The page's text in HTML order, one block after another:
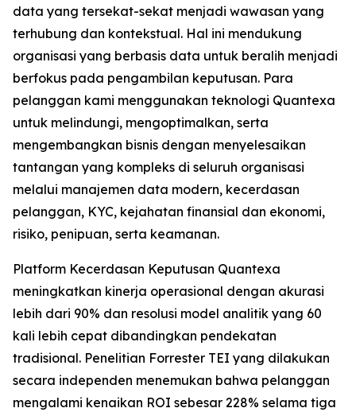
data yang tersekat-sekat menjadi wawasan yang
terhubung dan kontekstual. Hal ini mendukung
organisasi yang berbasis data untuk beralih menjadi
berfokus pada pengambilan keputusan. Para
pelanggan kami menggunakan teknologi Quantexa
untuk melindungi, mengoptimalkan, serta
mengembangkan bisnis dengan menyelesaikan
tantangan yang kompleks di seluruh organisasi
melalui manajemen data modern, kecerdasan
pelanggan, KYC, kejahatan finansial dan ekonomi,
risiko, penipuan, serta keamanan.
Platform Kecerdasan Keputusan Quantexa
meningkatkan kinerja operasional dengan akurasi
lebih dari 90% dan resolusi model analitik yang 60
kali lebih cepat dibandingkan pendekatan
tradisional. Penelitian Forrester TEI yang dilakukan
secara independen menemukan bahwa pelanggan
mengalami kenaikan ROI sebesar 228% selama tiga